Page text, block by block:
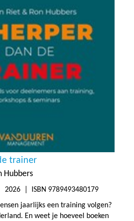
trainer
Hubbers
2026 | ISBN 9789493480179
jaarlijks een training volgen?
En weet je hoeveel boeken